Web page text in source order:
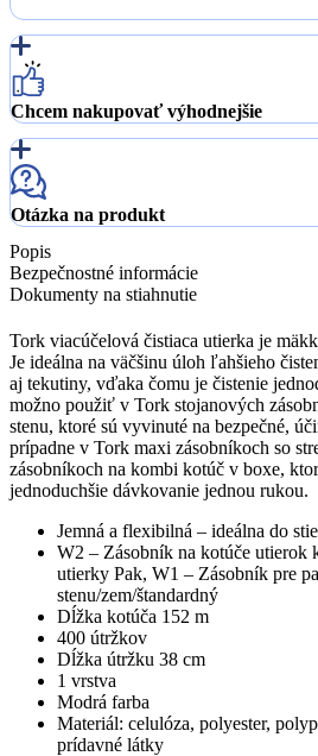
Chcem nakupovať výhodnejšie
Otázka na produkt
Popis
Bezpečnostné informácie
Dokumenty na stiahnutie
Tork viacúčelová čistiaca utierka je
Je ideálna na väčšinu úloh ľahšieho
aj tekutiny, vďaka čomu je čistenie
možno použiť v Tork stojanových
stenu, ktoré sú vyvinuté na bezpečné,
prípadne v Tork maxi zásobníkoch so
zásobníkoch na kombi kotúč v boxe,
jednoduchšie dávkovanie jednou rukou.
Jemná a flexibilná – ideálna do
W2 – Zásobník na kotúče utierok
utierky Pak, W1 – Zásobník pre
stenu/zem/štandardný
Dĺžka kotúča 152 m
400 útržkov
Dĺžka útržku 38 cm
1 vrstva
Modrá farba
Materiál: celulóza, polyester,
prídavné látky